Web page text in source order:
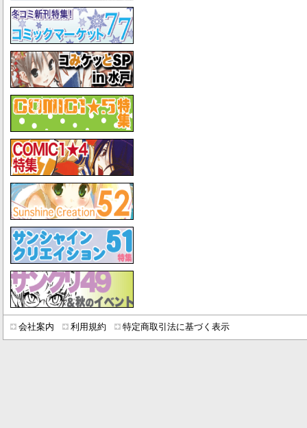
会社案内 利用規約 特定商取引法に基づく表示